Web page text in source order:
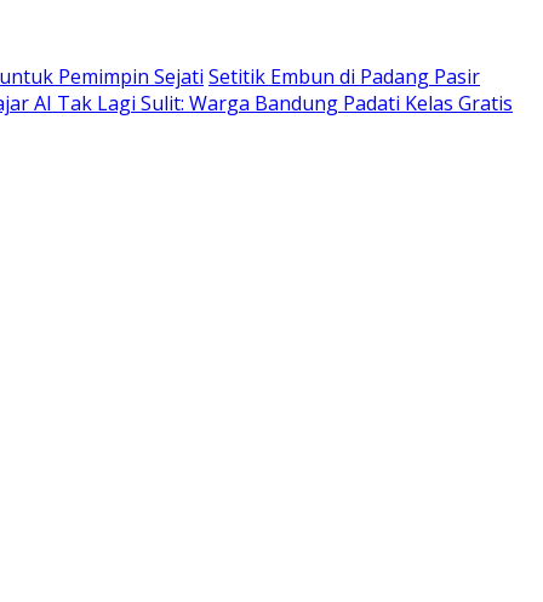
Pemimpin Sejati Setitik Embun di Padang Pasir
AI Tak Lagi Sulit: Warga Bandung Padati Kelas Gratis